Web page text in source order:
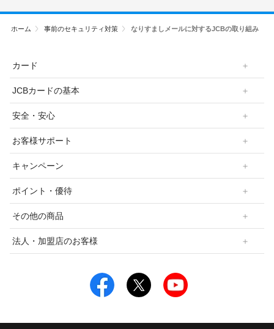
ホーム 事前のセキュリティ対策 なりすましメールに対するJCBの取り組み
カード
JCBカードの基本
安全・安心
お客様サポート
キャンペーン
ポイント・優待
その他の商品
法人・加盟店のお客様